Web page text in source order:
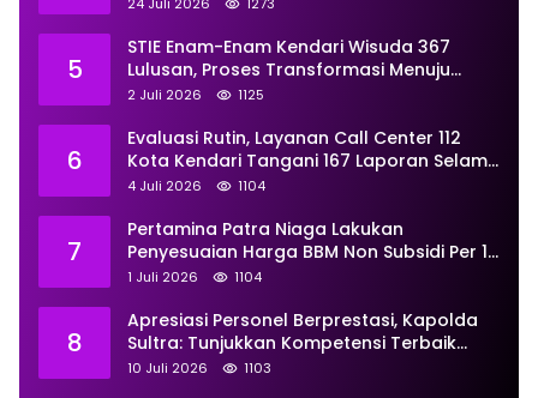
24 Juli 2026 1273
5
STIE Enam-Enam Kendari Wisuda 367
Lulusan, Proses Transformasi Menuju
Universitas Resmi Diterima
2 Juli 2026 1125
6
Evaluasi Rutin, Layanan Call Center 112
Kota Kendari Tangani 167 Laporan Selama
Juni
4 Juli 2026 1104
7
Pertamina Patra Niaga Lakukan
Penyesuaian Harga BBM Non Subsidi Per 1
Juli 2026, Berikut Rinciannya
1 Juli 2026 1104
8
Apresiasi Personel Berprestasi, Kapolda
Sultra: Tunjukkan Kompetensi Terbaik
untuk Masyarakat
10 Juli 2026 1103